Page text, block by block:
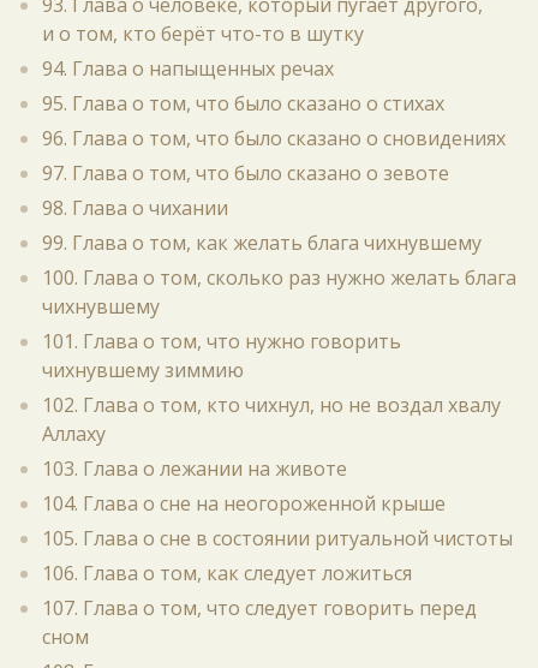
и о том, кто берёт что-то в шутку
94. Глава о напыщенных речах
95. Глава о том, что было сказано о стихах
96. Глава о том, что было сказано о сновидениях
97. Глава о том, что было сказано о зевоте
98. Глава о чихании
99. Глава о том, как желать блага чихнувшему
100. Глава о том, сколько раз нужно желать блага
чихнувшему
101. Глава о том, что нужно говорить
чихнувшему зиммию
102. Глава о том, кто чихнул, но не воздал хвалу
Аллаху
103. Глава о лежании на животе
104. Глава о сне на неогороженной крыше
105. Глава о сне в состоянии ритуальной чистоты
106. Глава о том, как следует ложиться
107. Глава о том, что следует говорить перед
сном